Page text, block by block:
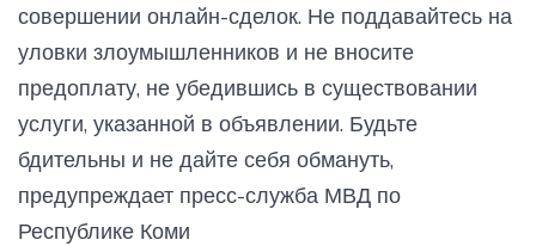
совершении онлайн-сделок. Не поддавайтесь на
уловки злоумышленников и не вносите
предоплату, не убедившись в существовании
услуги, указанной в объявлении. Будьте
бдительны и не дайте себя обмануть,
предупреждает пресс-служба МВД по
Республике Коми